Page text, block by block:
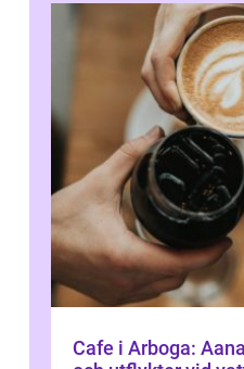
Cafe i Arboga: